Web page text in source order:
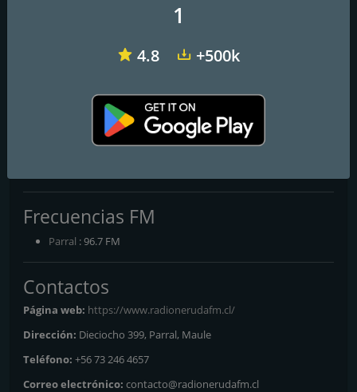
Radio Infinita
Frecuencias FM
Parral : 96.7 FM
Contactos
Página web: https://www.radionerudafm.cl/
Dirección: Dieciocho 399, Parral, Maule
Teléfono: +56 73 246 4657
Correo electrónico: contacto@radionerudafm.cl
1
4.8 +500k